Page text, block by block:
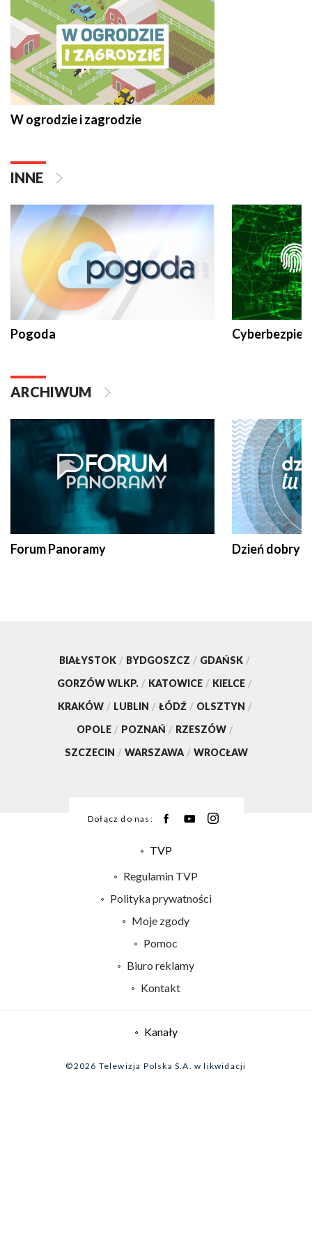
W ogrodzie i zagrodzie
INNE
Pogoda
ARCHIWUM
Forum Panoramy Dzień dobry
BIAŁYSTOK / BYDGOSZCZ / GDAŃSK /
GORZÓW WLKP. / KATOWICE / KIELCE /
KRAKÓW / LUBLIN / ŁÓDŹ / OLSZTYN /
OPOLE / POZNAŃ / RZESZÓW /
SZCZECIN / WARSZAWA / WROCŁAW
Dołącz do nas:
TVP
Centrum informacji TVP
Naziemna Telewizja Cyfrowa
System NOS
Biuro Reklamy
Regulamin TVP
Polityka prywatności
Moje zgody
Pomoc
Biuro reklamy
Kontakt
Kanały
©2026 Telewizja Polska S.A. w likwidacji